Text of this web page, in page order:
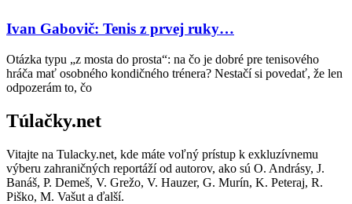
Ivan Gabovič: Tenis z prvej ruky…
Otázka typu „z mosta do prosta“: na čo je dobré pre tenisového
hráča mať osobného kondičného trénera? Nestačí si povedať, že len
odpozerám to, čo
Túlačky.net
Vitajte na Tulacky.net, kde máte voľný prístup k exkluzívnemu
výberu zahraničných reportáží od autorov, ako sú O. Andrásy, J.
Banáš, P. Demeš, V. Grežo, V. Hauzer, G. Murín, K. Peteraj, R.
Piško, M. Vašut a ďalší.